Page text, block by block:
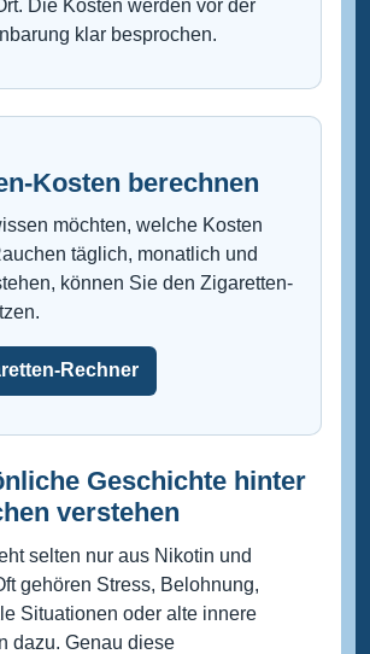
Die Kosten werden vor der
klar besprochen.
Kosten berechnen
möchten, welche Kosten
täglich, monatlich und
können Sie den Zigaretten-
Rechner
Geschichte hinter
verstehen
selten nur aus Nikotin und
gehören Stress, Belohnung,
Situationen oder alte innere
dazu. Genau diese